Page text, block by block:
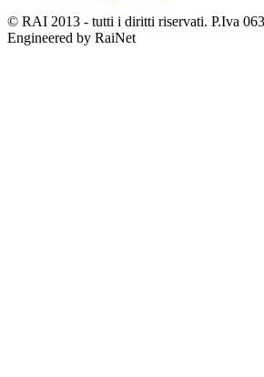
© RAI 2013 - tutti i diritti riservati. P.Iva
Engineered by RaiNet